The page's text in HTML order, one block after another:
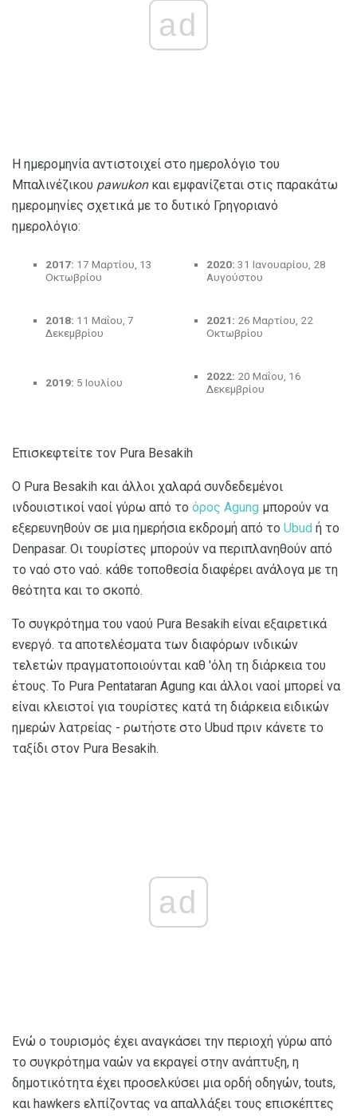
ad
Η ημερομηνία αντιστοιχεί στο ημερολόγιο του
Μπαλινέζικου pawukonκαι εμφανίζεται στις παρακάτω
ημερομηνίες σχετικά με το δυτικό Γρηγοριανό
ημερολόγιο:
2017: 17 Μαρτίου, 13
Οκτωβρίου
2020: 31 Ιανουαρίου, 28
Αυγούστου
2018: 11 Μαΐου, 7
Δεκεμβρίου
2021: 26 Μαρτίου, 22
Οκτωβρίου
2019: 5 Ιουλίου 2022: 20 Μαΐου, 16
Δεκεμβρίου
Επισκεφτείτε τον Pura Besakih
Ο Pura Besakih και άλλοι χαλαρά συνδεδεμένοι
ινδουιστικοί ναοί γύρω από το όρος Agung μπορούν να
εξερευνηθούν σε μια ημερήσια εκδρομή από το Ubud ή το
Denpasar. Οι τουρίστες μπορούν να περιπλανηθούν από
το ναό στο ναό. κάθε τοποθεσία διαφέρει ανάλογα με τη
θεότητα και το σκοπό.
Το συγκρότημα του ναού Pura Besakih είναι εξαιρετικά
ενεργό. τα αποτελέσματα των διαφόρων ινδικών
τελετών πραγματοποιούνται καθ 'όλη τη διάρκεια του
έτους. Το Pura Pentataran Agung και άλλοι ναοί μπορεί να
είναι κλειστοί για τουρίστες κατά τη διάρκεια ειδικών
ημερών λατρείας - ρωτήστε στο Ubud πριν κάνετε το
ταξίδι στον Pura Besakih.
ad
Ενώ ο τουρισμός έχει αναγκάσει την περιοχή γύρω από
το συγκρότημα ναών να εκραγεί στην ανάπτυξη, η
δημοτικότητα έχει προσελκύσει μια ορδή οδηγών, touts,
και hawkers ελπίζοντας να απαλλάξει τους επισκέπτες